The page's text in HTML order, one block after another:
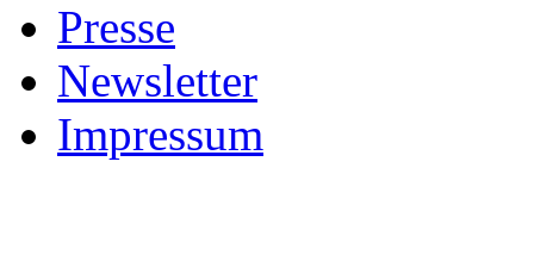
Presse
Newsletter
Impressum